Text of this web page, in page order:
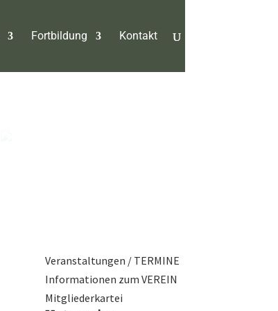
Fortbildung Kontakt
Veranstaltungen / TERMINE
Informationen zum VEREIN
Mitgliederkartei